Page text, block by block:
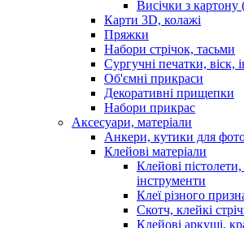
Висічки з картону
Карти 3D, колажі
Пряжки
Набори стрічок, тасьми
Сургучні печатки, віск,
Об'ємні прикраси
Декоративні прищепки
Набори прикрас
Аксесуари, матеріали
Анкери, кутики для
Клейові матеріали
Клейові
інструменти
Клеї різного
Скотч, клейкі
Клейові аркуші,